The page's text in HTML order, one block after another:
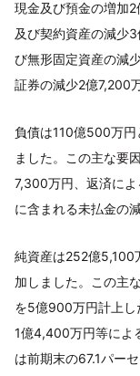
現金及び預金の増加
及び契約資産の減少
び無形固定資産の減
証券の減少2億7,200
負債は110億500万
ました。この主な要
7,300万円、返済に
に含まれる未払金の
純資産は252億5,100
加しました。この主
を5億900万円計上し
1億4,400万円等によ
は前期末の67.1パー